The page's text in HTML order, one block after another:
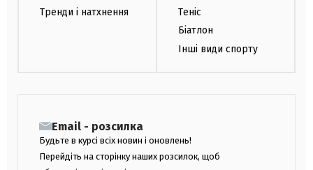
Тренди і натхнення
Теніс
Біатлон
Інші види спорту
Email - розсилка
Будьте в курсі всіх новин і оновлень!
Перейдіть на сторінку наших розсилок, щоб